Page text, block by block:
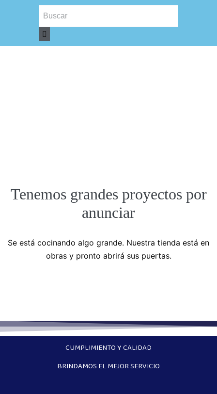
Tenemos grandes proyectos por
anunciar
Se está cocinando algo grande. Nuestra tienda está en
obras y pronto abrirá sus puertas.
CUMPLIMIENTO Y CALIDAD
BRINDAMOS EL MEJOR SERVICIO